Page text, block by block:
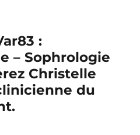
:
– Sophrologie
Christelle
du